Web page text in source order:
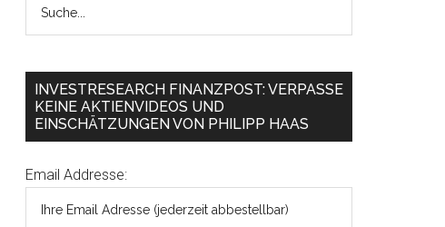
INVESTRESEARCH FINANZPOST: VERPASSE
KEINE AKTIENVIDEOS UND
EINSCHÄTZUNGEN VON PHILIPP HAAS
Email Addresse: